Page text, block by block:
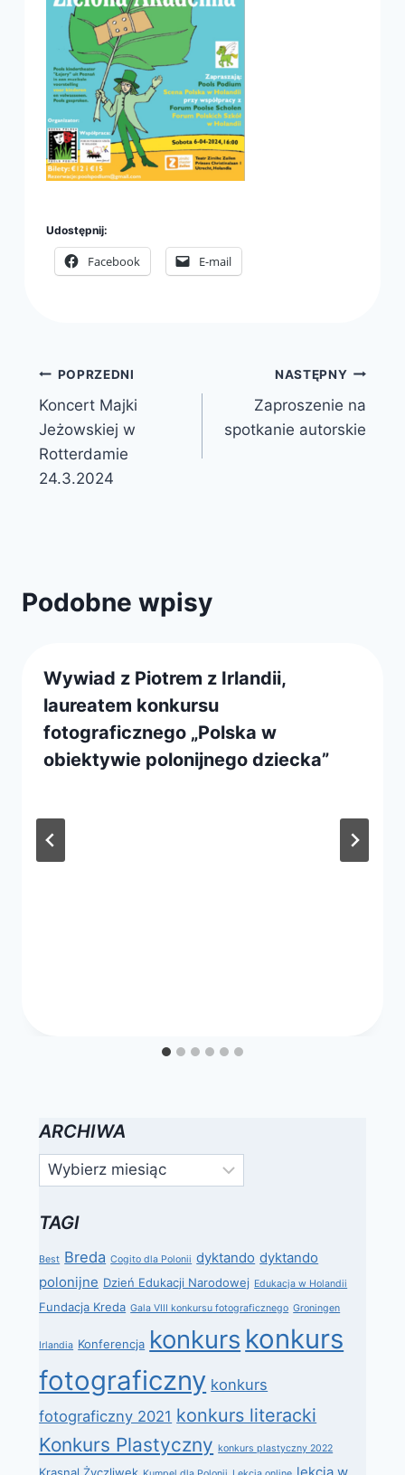
Udostępnij:
Facebook E-mail
Nawigacja
wpisu
POPRZEDNI
Koncert Majki
Jeżowskiej w
Rotterdamie
24.3.2024
NASTĘPNY
Zaproszenie na
spotkanie autorskie
Podobne wpisy
Wywiad z Piotrem z Irlandii,
laureatem konkursu
fotograficznego „Polska w
obiektywie polonijnego dziecka”
zarząd
ARCHIWA
Archiwa
TAGI
Best Breda Cogito dla Polonii dyktando dyktando
polonijne Dzień Edukacji Narodowej Edukacja w Holandii
Fundacja Kreda Gala VIII konkursu fotograficznego Groningen
Irlandia Konferencja konkurs konkurs
fotograficzny konkurs
fotograficzny 2021 konkurs literacki
Konkurs Plastyczny konkurs plastyczny 2022